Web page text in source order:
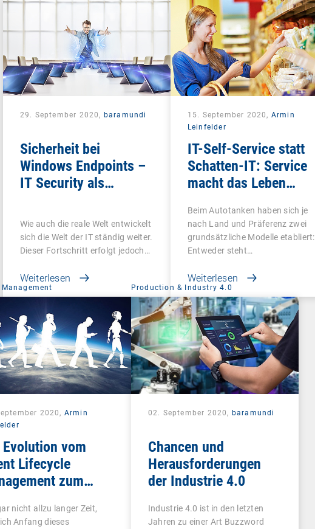
29. September 2020, baramundi
Sicherheit bei
Windows Endpoints –
IT Security als
Konzept
Wie auch die reale Welt entwickelt
sich die Welt der IT ständig weiter.
Dieser Fortschritt erfolgt jedoch…
Weiterlesen
15. September 2020, Armin
Leinfelder
IT-Self-Service statt
Schatten-IT: Service
macht das Leben
Beim Autotanken haben sich je
nach Land und Präferenz zwei
grundsätzliche Modelle etabliert:
Entweder steht…
Weiterlesen
2020, Armin
Evolution vom
Lifecycle
zum
nicht allzu langer Zeit,
Anfang dieses
Production & Industry 4.0
02. September 2020, baramundi
Chancen und
Herausforderungen
der Industrie 4.0
Industrie 4.0 ist in den letzten
Jahren zu einer Art Buzzword